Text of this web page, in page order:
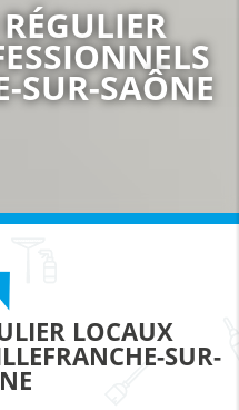
SUR-SAÔNE
LOCAUX
SUR-